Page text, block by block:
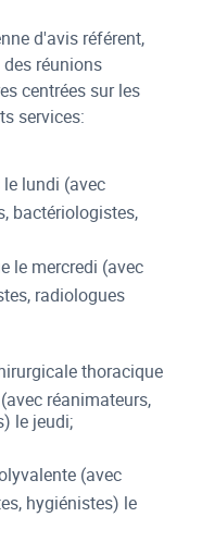
d'avis référent,
réunions
centrées sur les
services:
lundi (avec
bactériologistes,
le mercredi (avec
radiologues
thoracique
réanimateurs,
le jeudi;
(avec
hygiénistes) le